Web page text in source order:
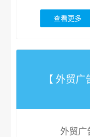
查看更多
【 外贸
外贸广